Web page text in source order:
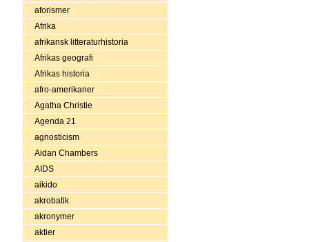
aforismer
Afrika
afrikansk litteraturhistoria
Afrikas geografi
Afrikas historia
afro-amerikaner
Agatha Christie
Agenda 21
agnosticism
Aidan Chambers
AIDS
aikido
akrobatik
akronymer
aktier